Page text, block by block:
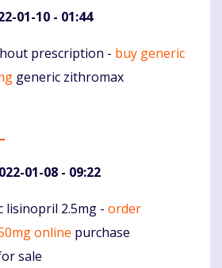
01-10 - 01:44
prescription - buy generic
generic zithromax
01-08 - 09:22
lisinopril 2.5mg - order
online purchase
sale